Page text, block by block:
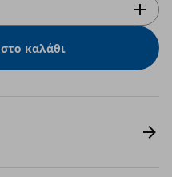
καλάθι